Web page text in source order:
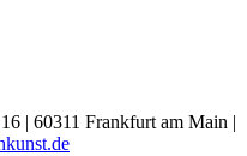
| 60311 Frankfurt am Main |